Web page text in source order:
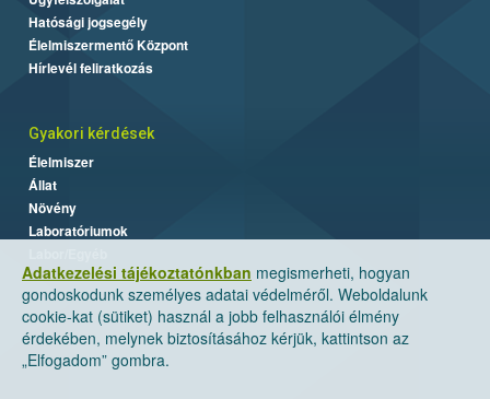
Adatkezelési tájékoztatónkban megismerheti, hogyan
gondoskodunk személyes adatai védelméről. Weboldalunk
cookie-kat (sütiket) használ a jobb felhasználói élmény
érdekében, melynek biztosításához kérjük, kattintson az
„Elfogadom” gombra.
Hatósági jogsegély
Élelmiszermentő Központ
Hírlevél feliratkozás
Gyakori kérdések
Élelmiszer
Állat
Növény
Laboratóriumok